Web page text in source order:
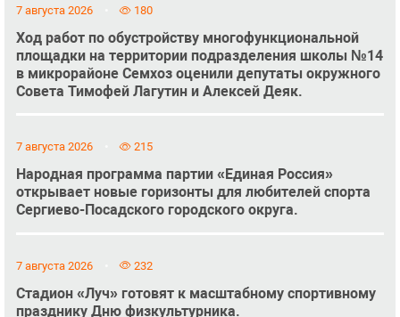
7 августа 2026 180
Ход работ по обустройству многофункциональной
площадки на территории подразделения школы №14
в микрорайоне Семхоз оценили депутаты окружного
Совета Тимофей Лагутин и Алексей Деяк.
7 августа 2026 215
Народная программа партии «Единая Россия»
открывает новые горизонты для любителей спорта
Сергиево-Посадского городского округа.
7 августа 2026 232
Стадион «Луч» готовят к масштабному спортивному
празднику Дню физкультурника.